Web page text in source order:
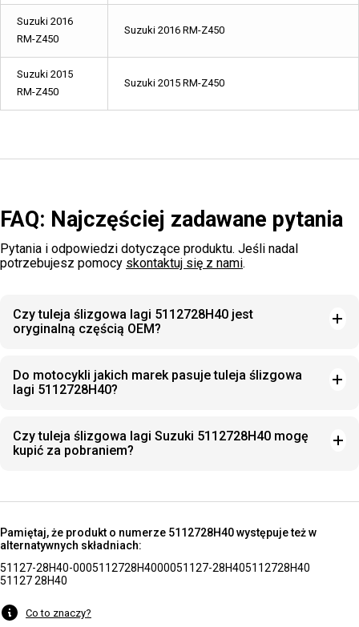
Suzuki 2016
RM-Z450
Suzuki 2016 RM-Z450
Suzuki 2015
RM-Z450
Suzuki 2015 RM-Z450
FAQ: Najczęściej zadawane pytania
Pytania i odpowiedzi dotyczące produktu. Jeśli nadal
potrzebujesz pomocy skontaktuj się z nami.
Czy tuleja ślizgowa lagi 5112728H40 jest
oryginalną częścią OEM?
Do motocykli jakich marek pasuje tuleja ślizgowa
lagi 5112728H40?
Czy tuleja ślizgowa lagi Suzuki 5112728H40 mogę
kupić za pobraniem?
Pamiętaj, że produkt o numerze 5112728H40 występuje też w
alternatywnych składniach:
51127-28H40-0005112728H4000051127-28H405112728H40
51127 28H40
Co to znaczy?